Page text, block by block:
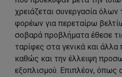
χρειάζεται συνεργασία
φορέων για περεταίρω
σοβαρά προβλήματα έθεσε
ταρίφες στα γενικά και
καθώς και την έλλειψη
εξοπλισμού. Επιπλέον, όπως